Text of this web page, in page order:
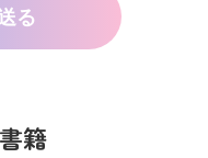
る
籍